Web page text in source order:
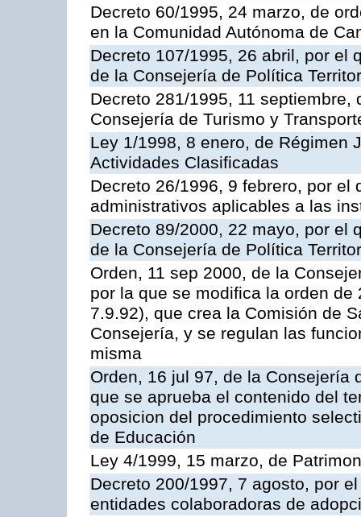
Decreto 60/1995, 24 marzo, de
en la Comunidad Autónoma de
Decreto 107/1995, 26 abril, por el
de la Consejería de Política
Decreto 281/1995, 11
Consejería de Turismo y
Ley 1/1998, 8 enero, de Régimen
Actividades Clasificadas
Decreto 26/1996, 9 febrero, por
administrativos aplicables a las
Decreto 89/2000, 22 mayo, por el
de la Consejería de Política
Orden, 11 sep 2000, de la
por la que se modifica la orden
7.9.92), que crea la Comisión de
Consejería, y se regulan las
misma
Orden, 16 jul 97, de la Consejería
que se aprueba el contenido del
oposicion del procedimiento
de Educación
Ley 4/1999, 15 marzo, de
Decreto 200/1997, 7 agosto, por
entidades colaboradoras de